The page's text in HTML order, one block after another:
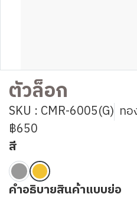
ตัวล็อก
SKU : CMR-6005(G) ทอ
฿650
สี
คำอธิบายสินค้าแบบย่อ